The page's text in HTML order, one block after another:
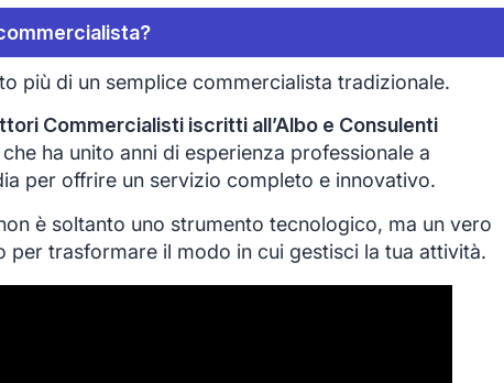
più di un semplice commercialista tradizionale.
Commercialisti iscritti all’Albo e Consulenti
ha unito anni di esperienza professionale a
per offrire un servizio completo e innovativo.
è soltanto uno strumento tecnologico, ma un vero
per trasformare il modo in cui gestisci la tua attività.